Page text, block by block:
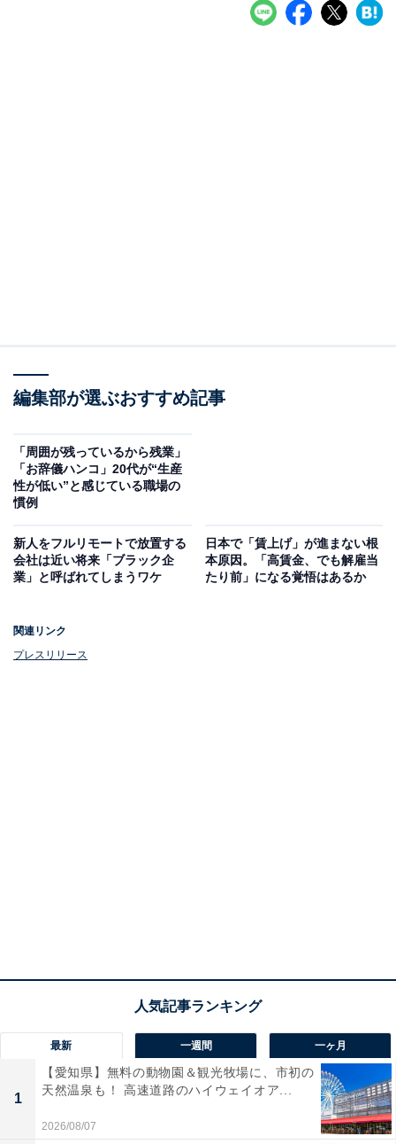
編集部が選ぶおすすめ記事
「周囲が残っているから残業」
「お辞儀ハンコ」20代が“生産
性が低い”と感じている職場の
慣例
新人をフルリモートで放置する
会社は近い将来「ブラック企
業」と呼ばれてしまうワケ
日本で「賃上げ」が進まない根
本原因。「高賃金、でも解雇当
たり前」になる覚悟はあるか
関連リンク
プレスリリース
最新 一週間 一ヶ月
1
【愛知県】無料の動物園＆観光牧場に、市初の
天然温泉も！ 高速道路のハイウェイオア...
2026/08/07